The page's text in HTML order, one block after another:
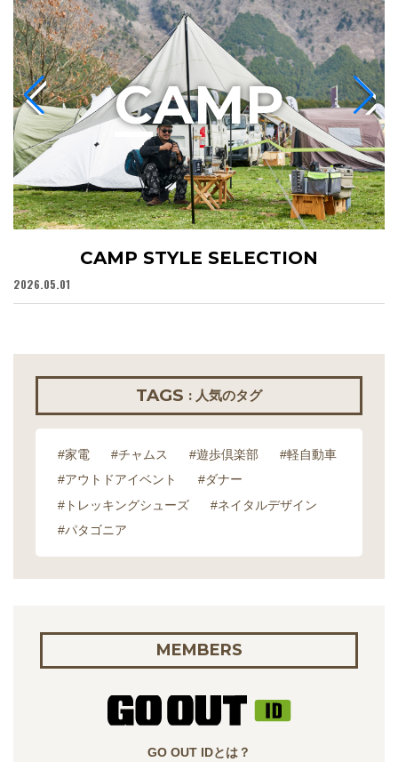
CAMP STYLE SELECTION
2026.05.01
CAMP
TAGS : 人気のタグ
#家電 #チャムス #遊歩倶楽部
#軽自動車
#アウトドアイベント
#ダナー
#トレッキングシューズ
#ネイタルデザイン
#パタゴニア
MEMBERS
GO OUT IDとは？